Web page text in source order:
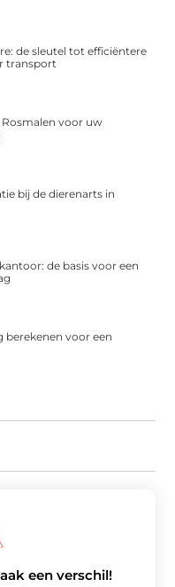
de sleutel tot efficiëntere
transport
voor uw
bij de dierenarts in
de basis voor een
berekenen voor een
een verschil!